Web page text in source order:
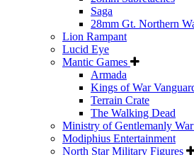
Saga
28mm Gt. Northern
Lion Rampant
Lucid Eye
Mantic Games
Armada
Kings of War
Terrain Crate
The Walking Dead
Ministry of Gentlemanly
Modiphius Entertainment
North Star Military Figures